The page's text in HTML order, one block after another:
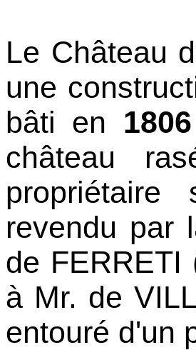
Le Château
une
bâti en 1806
château
revendu par
de FERRETI
à Mr. de
entouré d'un